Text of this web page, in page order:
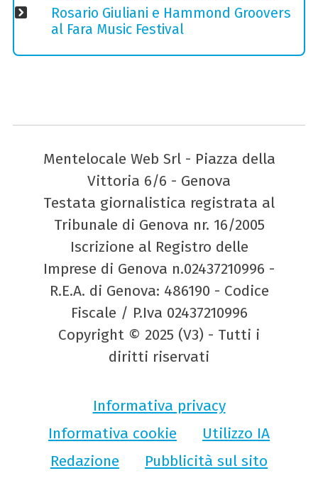
Rosario Giuliani e Hammond Groovers
al Fara Music Festival
Mentelocale Web Srl - Piazza della
Vittoria 6/6 - Genova
Testata giornalistica registrata al
Tribunale di Genova nr. 16/2005
Iscrizione al Registro delle
Imprese di Genova n.02437210996 -
R.E.A. di Genova: 486190 - Codice
Fiscale / P.Iva 02437210996
Copyright © 2025 (V3) - Tutti i
diritti riservati
Informativa privacy
Informativa cookie
Utilizzo IA
Redazione
Pubblicità sul sito